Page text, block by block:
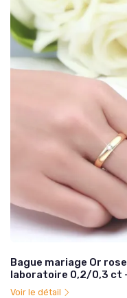
Bague mariage Or
laboratoire 0,2/0,3 ct
Voir le détail